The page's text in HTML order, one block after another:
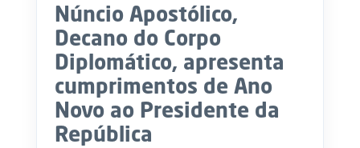
Núncio Apostólico,
Decano do Corpo
Diplomático, apresenta
cumprimentos de Ano
Novo ao Presidente da
República
N
e
w
s
e
tt
e
r